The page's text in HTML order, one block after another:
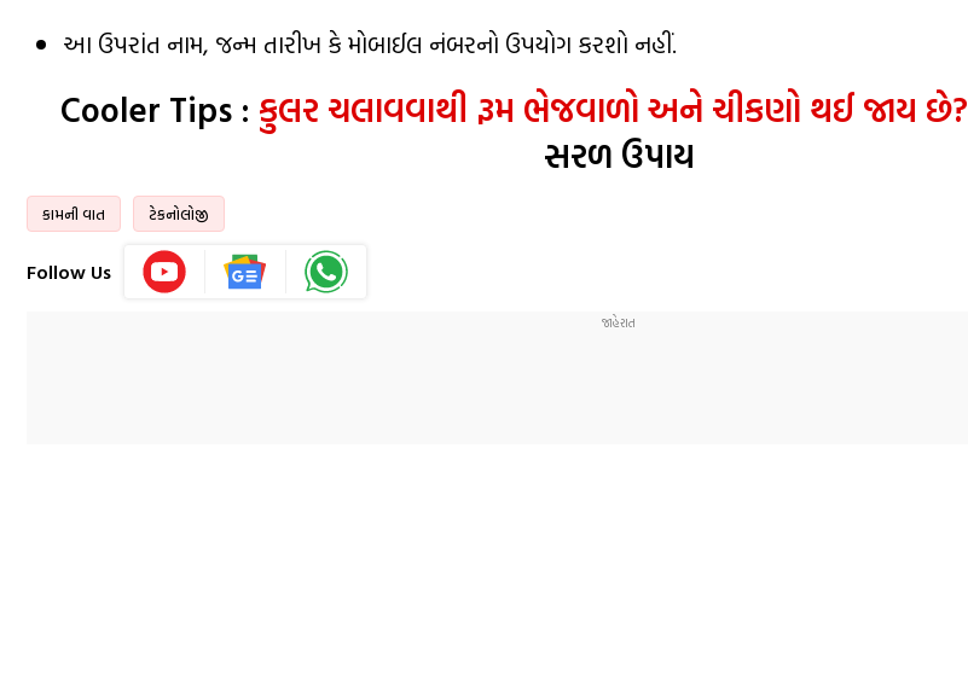
આ ઉપરાંત નામ, જન્મ તારીખ કે મોબાઈલ નંબરનો ઉપયોગ કરશો નહીં.
Cooler Tips : કુલર ચલાવવાથી રૂમ ભેજવાળો અને ચીકણો થઈ જાય છે?
સરળ ઉપાય
કામની વાત ટેકનોલોજી
Follow Us